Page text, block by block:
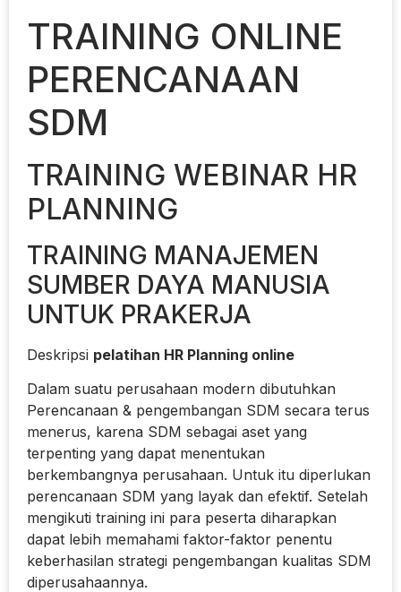
TRAINING ONLINE
PERENCANAAN
SDM
TRAINING WEBINAR HR
PLANNING
TRAINING MANAJEMEN
SUMBER DAYA MANUSIA
UNTUK PRAKERJA
Deskripsi pelatihan HR Planning online
Dalam suatu perusahaan modern dibutuhkan
Perencanaan & pengembangan SDM secara terus
menerus, karena SDM sebagai aset yang
terpenting yang dapat menentukan
berkembangnya perusahaan. Untuk itu diperlukan
perencanaan SDM yang layak dan efektif. Setelah
mengikuti training ini para peserta diharapkan
dapat lebih memahami faktor-faktor penentu
keberhasilan strategi pengembangan kualitas SDM
diperusahaannya.